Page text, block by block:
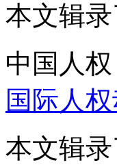
本文辑
中国人权
国际人
本文辑